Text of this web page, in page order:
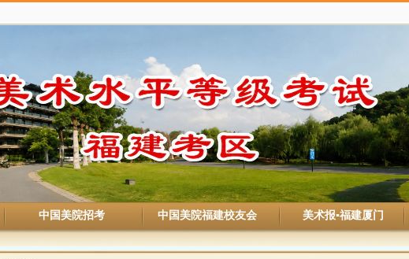
中国美院招考 中国美院福建校友会 美术报▪福建厦门